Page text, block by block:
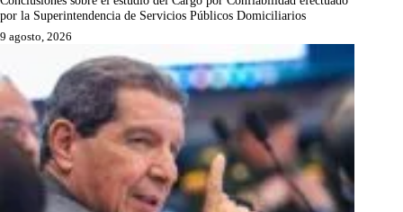
por la Superintendencia de Servicios Públicos Domiciliarios
9 agosto, 2026